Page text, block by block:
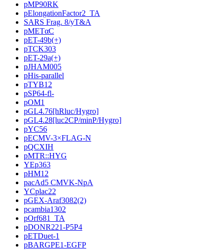
pMP90RK
pElongationFactor2_TA
SARS Frag. 8/yT&A
pMETαC
pET-49b(+)
pTCK303
pET-29a(+)
pJHAM005
pHis-parallel
pTYB12
pSP64-fl-
pOM1
pGL4.76[hRluc/Hygro]
pGL4.28[luc2CP/minP/Hygro]
pYC56
pECMV-3×FLAG-N
pQCXIH
pMTR::HYG
YEp363
pHM12
pacAd5 CMVK-NpA
YCplac22
pGEX-Araf3082(2)
pcambia1302
pOrf681_TA
pDONR221-P5P4
pETDuet-1
pBARGPE1-EGFP